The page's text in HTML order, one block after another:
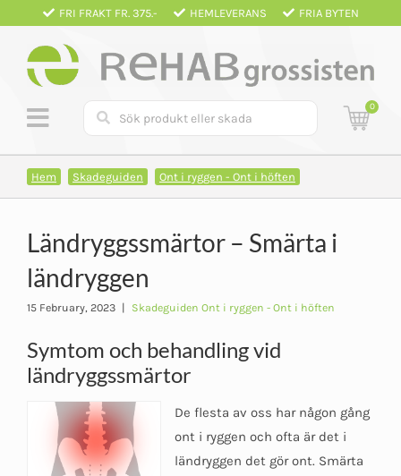
Fortsätt
innehållet
FRI FRAKT FR. 375.- HEMLEVERANS FRIA BYTEN
0
Hem Skadeguiden Ont i ryggen - Ont i höften
Ländryggssmärtor – Smärta i
ländryggen
15 February, 2023 Skadeguiden Ont i ryggen - Ont i höften
Symtom och behandling vid
ländryggssmärtor
De flesta av oss har någon gång
ont i ryggen och ofta är det i
ländryggen det gör ont. Smärta